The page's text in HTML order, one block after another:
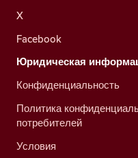
X
Facebook
Юридическая
Конфиденциальность
Политика
потребителей
Условия